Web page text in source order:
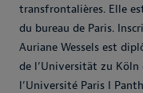
transfrontalières. Elle
du bureau de Paris.
Auriane Wessels est
de l’Universität zu
l’Université Paris I